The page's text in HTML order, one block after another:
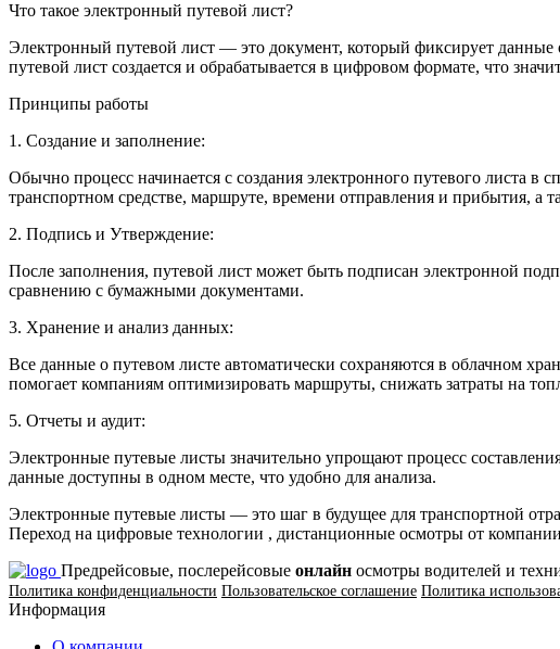
Что такое электронный путевой лист?
Электронный путевой лист — это документ, который фиксирует данные
путевой лист создается и обрабатывается в цифровом формате, что
Принципы работы
1. Создание и заполнение:
Обычно процесс начинается с создания электронного путевого
транспортном средстве, маршруте, времени отправления и прибытия, а
2. Подпись и Утверждение:
После заполнения, путевой лист может быть подписан электронной
сравнению с бумажными документами.
3. Хранение и анализ данных:
Все данные о путевом листе автоматически сохраняются в облачном
помогает компаниям оптимизировать маршруты, снижать затраты на
5. Отчеты и аудит:
Электронные путевые листы значительно упрощают процесс
данные доступны в одном месте, что удобно для анализа.
Электронные путевые листы — это шаг в будущее для транспортной
Переход на цифровые технологии , дистанционные осмотры от
Предрейсовые, послерейсовые онлайн осмотры водителей и
Политика конфиденциальности Пользовательское соглашение Политика
Информация